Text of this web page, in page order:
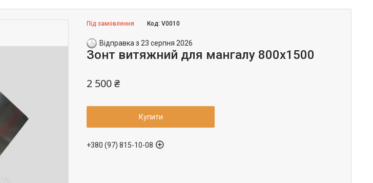
Під замовлення Код:V0010
Відправка з 23 серпня 2026
Зонт витяжний для мангалу 800х1500
2 500 ₴
Купити
+380 (97) 815-10-08